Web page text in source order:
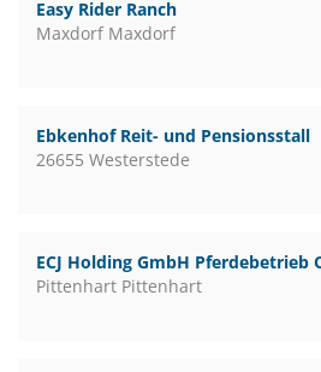
Easy Rider Ranch
Maxdorf Maxdorf
Ebkenhof Reit- und Pensionsstall
26655 Westerstede
ECJ Holding GmbH Pferdebetrieb
Pittenhart Pittenhart